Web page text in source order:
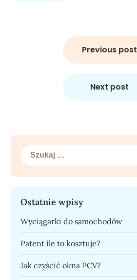
Previous post
Next post
Szukaj:
Ostatnie wpisy
Wyciągarki do samochodów
Patent ile to kosztuje?
Jak czyścić okna PCV?